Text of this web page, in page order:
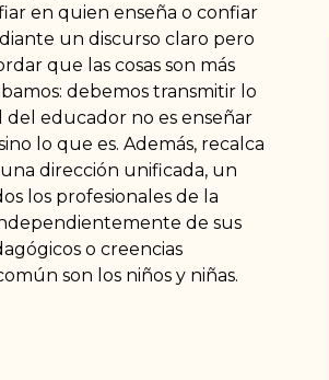
en quien enseña o confiar
un discurso claro pero
que las cosas son más
debemos transmitir lo
del educador no es enseñar
lo que es. Además, recalca
dirección unificada, un
los profesionales de la
de sus
o creencias
son los niños y niñas.